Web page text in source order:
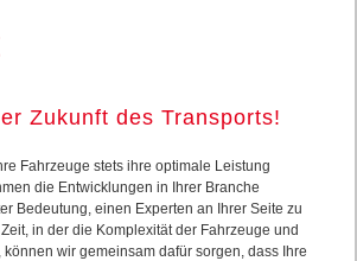
Zukunft des Transports!
Fahrzeuge stets ihre optimale Leistung
die Entwicklungen in Ihrer Branche
Bedeutung, einen Experten an Ihrer Seite zu
in der die Komplexität der Fahrzeuge und
wir gemeinsam dafür sorgen, dass Ihre